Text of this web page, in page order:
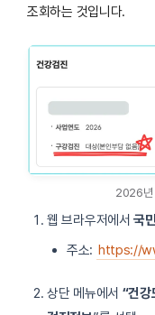
조회하는 것입니다.
2026년
웹 브라우저에서국
주소: https://
상단 메뉴에서 “건강